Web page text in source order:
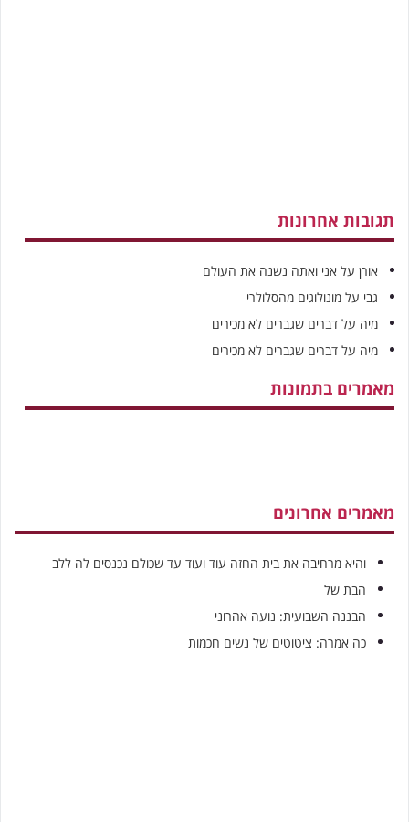
מאמרים אחרונים
והיא מרחיבה את בית החזה עוד ועוד עד שכולם נכנסים לה ללב
הבת של
הבננה השבועית: נועה אהרוני
כה אמרה: ציטוטים של נשים חכמות
תגובות אחרונות
אורן על אני ואתה נשנה את העולם
גבי על מונולוגים מהסלולרי
מיה על דברים שגברים לא מכירים
מיה על דברים שגברים לא מכירים
מאמרים בתמונות